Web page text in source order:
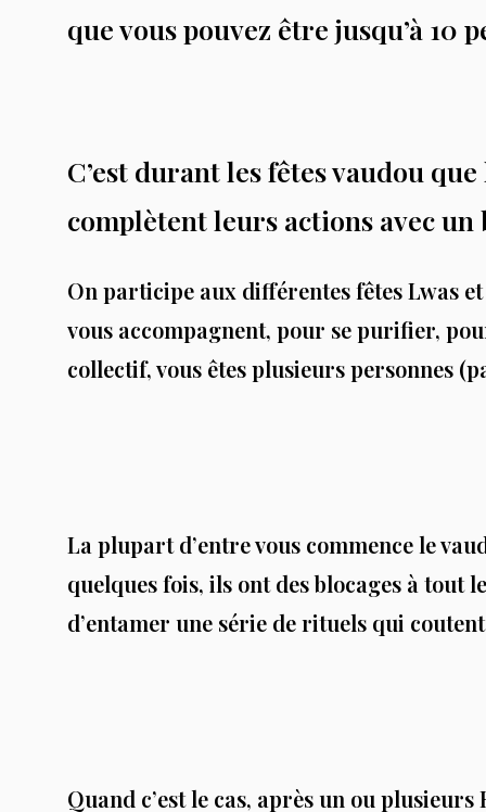
que vous pouvez être jusqu’à 10
C’est durant les fêtes vaudou
complètent leurs actions avec un
On participe aux différentes fêtes Lwas
vous accompagnent, pour se purifier,
collectif, vous êtes plusieurs personnes
La plupart d’entre vous commence le
quelques fois, ils ont des blocages à tout
d’entamer une série de rituels qui
Quand c’est le cas, après un ou